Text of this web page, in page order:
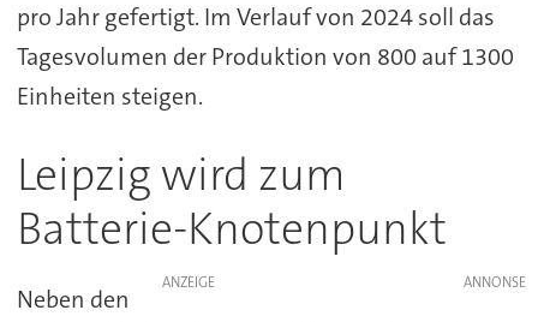
pro Jahr gefertigt. Im Verlauf von 2024 soll das
Tagesvolumen der Produktion von 800 auf 1300
Einheiten steigen.
Leipzig wird zum
Batterie-Knotenpunkt
ANZEIGE
Neben den